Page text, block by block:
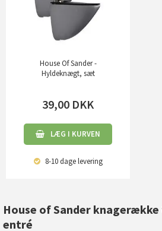
House Of Sander -
Hyldeknægt, sæt
39,00 DKK
LÆG I KURVEN
8-10 dagelevering
House of Sander
entré